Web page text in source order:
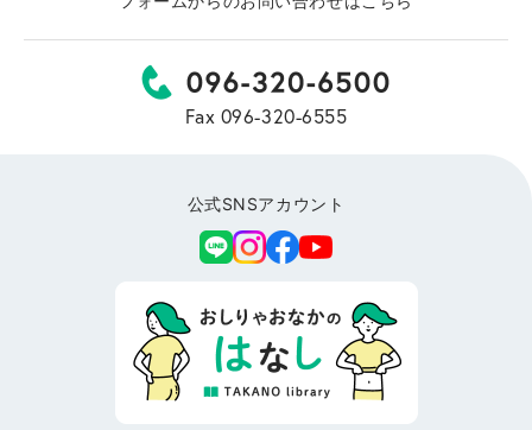
Fax 096-320-6555
公式SNSアカウント